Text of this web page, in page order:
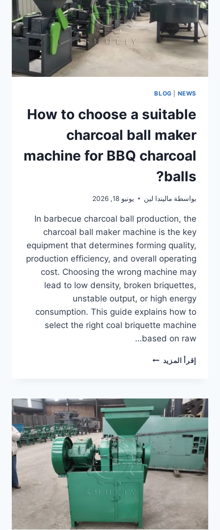
YOUR
BUDGET?
BLOG NEWS
How to choose a suitable
charcoal ball maker
machine for BBQ charcoal
balls?
بواسطة ماليندا لين يونيو 18, 2026
In barbecue charcoal ball production, the
charcoal ball maker machine is the key
equipment that determines forming quality,
production efficiency, and overall operating
cost. Choosing the wrong machine may
lead to low density, broken briquettes,
unstable output, or high energy
consumption. This guide explains how to
select the right coal briquette machine
based on raw…
إقرأ المزيد HOW
SUITABLE
CHARCOAL
BALL
MAKER
MACHINE
FOR
BBQ
CHARCOAL
BALLS?